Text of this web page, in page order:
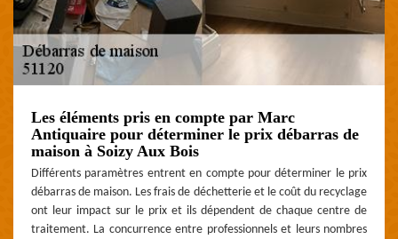
Les éléments pris en compte par Marc
Antiquaire pour déterminer le prix débarras de
maison à Soizy Aux Bois
Différents paramètres entrent en compte pour déterminer le prix
débarras de maison. Les frais de déchetterie et le coût du recyclage
ont leur impact sur le prix et ils dépendent de chaque centre de
traitement. La concurrence entre professionnels et leurs nombres